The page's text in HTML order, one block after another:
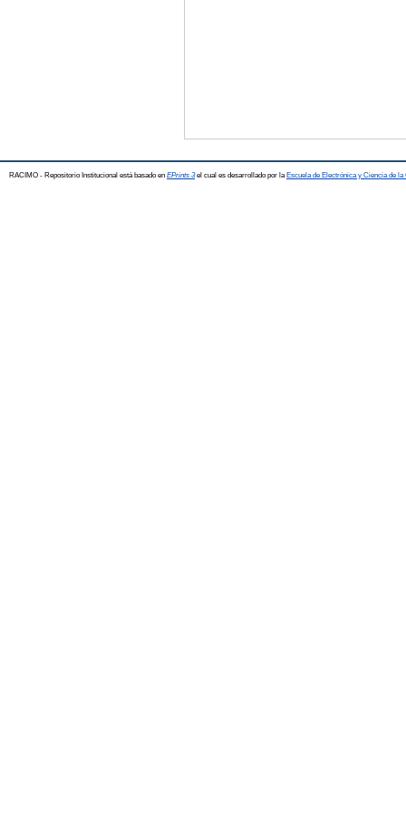
RACIMO - Repositorio Institucional está basado en EPrints 3el cual es desarrollado por la Escuela de Electrónica y Ciencia de la